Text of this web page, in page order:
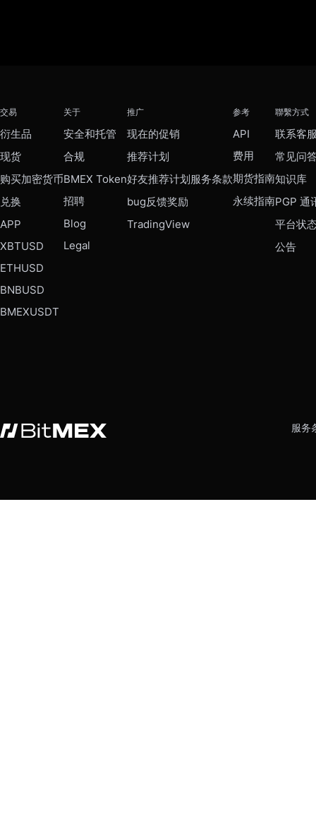
交易
衍生品
现货
购买加密货币
兑换
APP
XBTUSD
ETHUSD
BNBUSD
BMEXUSDT
关于
安全和托管
合规
BMEX Token
招聘
Blog
Legal
推广
现在的促销
推荐计划
好友推荐计划服务条款
bug反馈奖励
TradingView
参考
API
费用
期货指南
永续指南
聯繫方式
联系客
常见问
知识库
PGP 通
平台状
公告
服务